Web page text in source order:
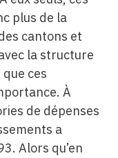
plus de la
cantons et
la structure
ces
À
de dépenses
a
Alors qu’en